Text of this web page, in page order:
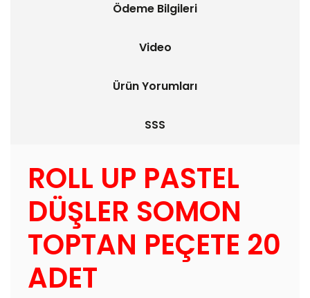
Ödeme Bilgileri
Video
Ürün Yorumları
SSS
ROLL UP PASTEL
DÜŞLER SOMON
TOPTAN PEÇETE 20
ADET